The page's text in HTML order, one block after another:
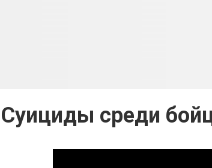
Суициды среди